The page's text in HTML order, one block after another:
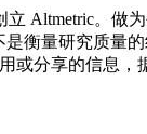
Altmetric。
衡量研究质量
或分享的信息，